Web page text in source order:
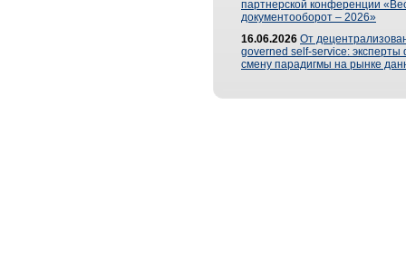
партнерской конференции
документооборот – 2026»
16.06.2026 От
governed self-service: эксперты
смену парадигмы на рынке